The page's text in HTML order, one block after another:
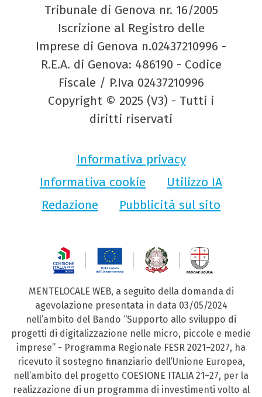
Tribunale di Genova nr. 16/2005
Iscrizione al Registro delle
Imprese di Genova n.02437210996 -
R.E.A. di Genova: 486190 - Codice
Fiscale / P.Iva 02437210996
Copyright © 2025 (V3) - Tutti i
diritti riservati
Informativa privacy
Informativa cookie
Utilizzo IA
Redazione
Pubblicità sul sito
MENTELOCALE WEB, a seguito della domanda di
agevolazione presentata in data 03/05/2024
nell’ambito del Bando “Supporto allo sviluppo di
progetti di digitalizzazione nelle micro, piccole e medie
imprese” - Programma Regionale FESR 2021–2027, ha
ricevuto il sostegno finanziario dell’Unione Europea,
nell’ambito del progetto COESIONE ITALIA 21–27, per la
realizzazione di un programma di investimenti volto al